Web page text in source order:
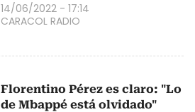
14/06/2022 - 17:14
CARACOL RADIO
Florentino Pérez es claro: "Lo
de Mbappé está olvidado"